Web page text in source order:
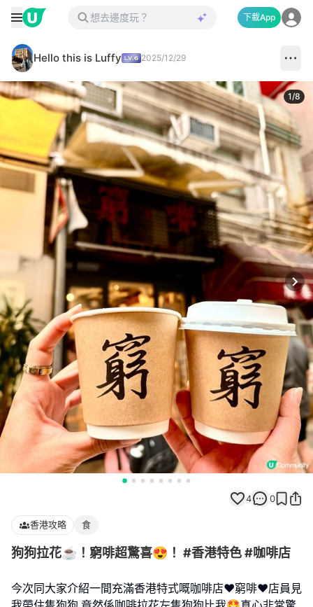
下載App
Hello this is Luffy 2025/12/29
1/8
4 0
香港攻略 食
狗狗拉花☕！窮啡超驚喜😍！ #香港特色 #咖啡店
今次同大家介紹一間充滿香港特式嘅咖啡店❤️窮啡❤️店員見